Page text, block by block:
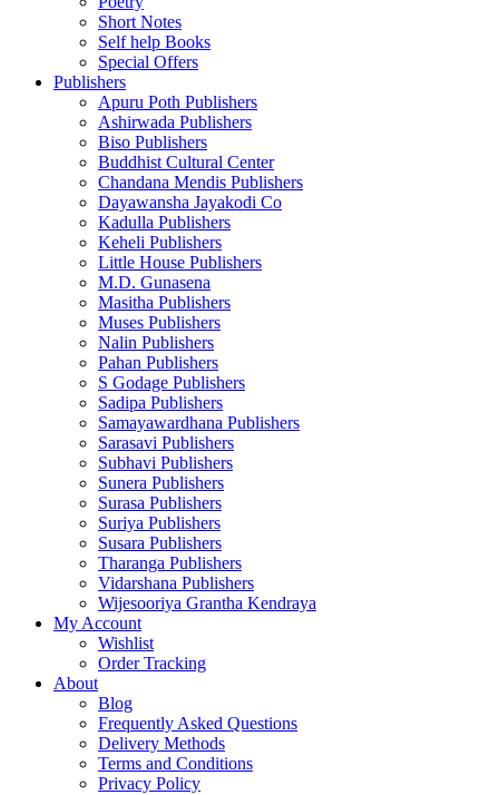
Short Notes
Self help Books
Special Offers
Publishers
Apuru Poth Publishers
Ashirwada Publishers
Biso Publishers
Buddhist Cultural Center
Chandana Mendis Publishers
Dayawansha Jayakodi Co
Kadulla Publishers
Keheli Publishers
Little House Publishers
M.D. Gunasena
Masitha Publishers
Muses Publishers
Nalin Publishers
Pahan Publishers
S Godage Publishers
Sadipa Publishers
Samayawardhana Publishers
Sarasavi Publishers
Subhavi Publishers
Sunera Publishers
Surasa Publishers
Suriya Publishers
Susara Publishers
Tharanga Publishers
Vidarshana Publishers
Wijesooriya Grantha Kendraya
My Account
Wishlist
Order Tracking
About
Blog
Frequently Asked Questions
Delivery Methods
Terms and Conditions
Privacy Policy